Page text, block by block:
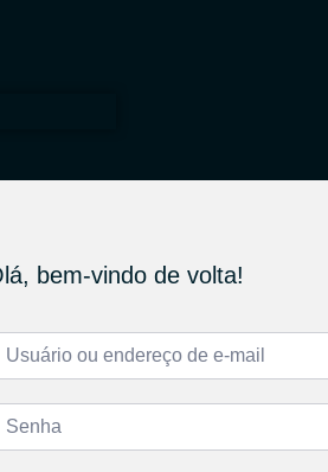
bem-vindo de volta!